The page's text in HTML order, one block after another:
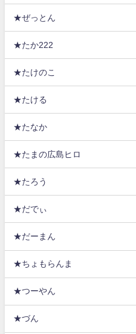
★ぜっとん
★たか222
★たけのこ
★たける
★たなか
★たまの広島ヒロ
★たろう
★だでぃ
★だーまん
★ちょもらんま
★つーやん
★づん